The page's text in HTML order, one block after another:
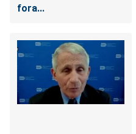
fora...